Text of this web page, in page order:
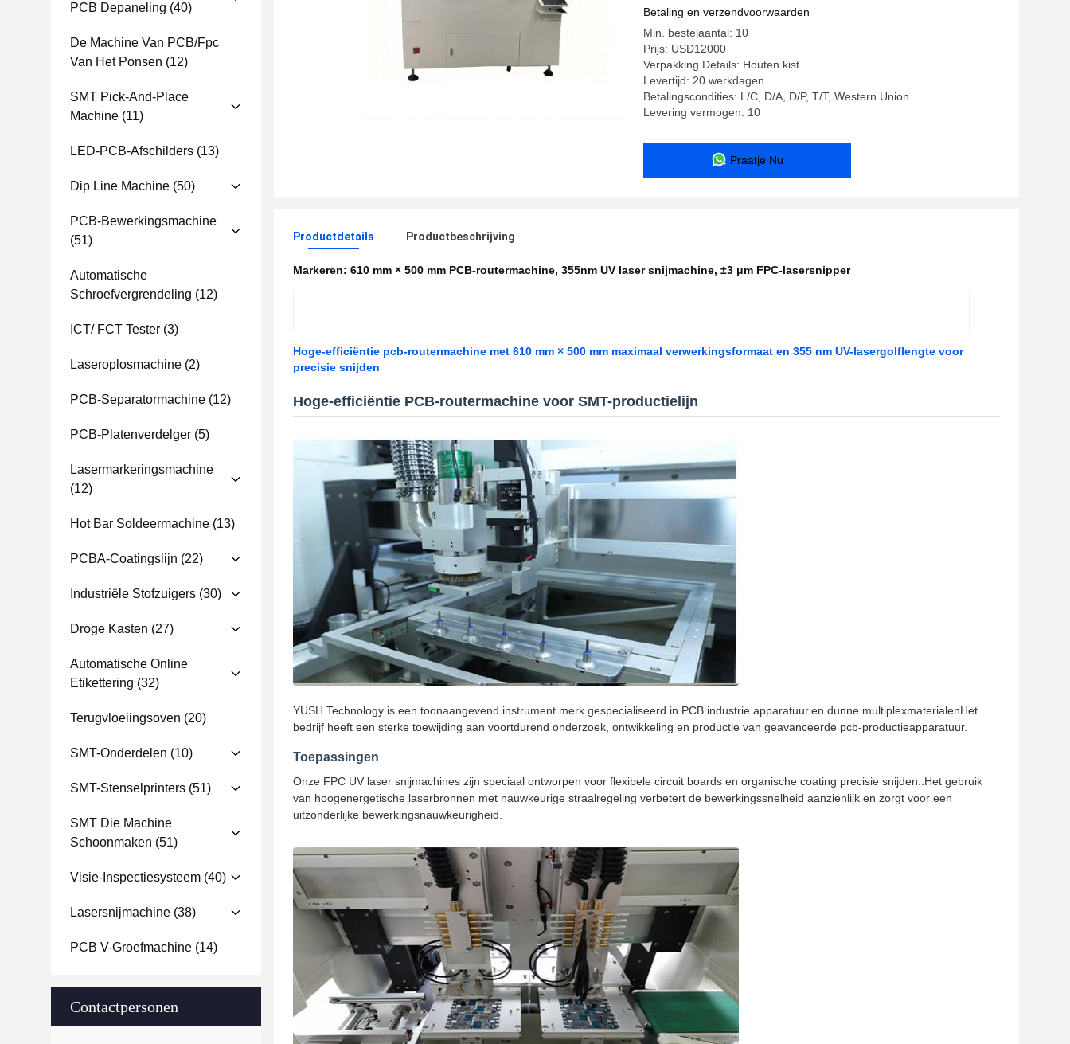
PCB Depaneling (40)
De Machine Van PCB/fpc
Van Het Ponsen (12)
SMT Pick-And-Place
Machine (11)
LED-PCB-Afschilders (13)
Dip Line Machine (50)
PCB-Bewerkingsmachine
(51)
Automatische
Schroefvergrendeling (12)
ICT/ FCT Tester (3)
Laseroplosmachine (2)
PCB-Separatormachine (12)
PCB-Platenverdelger (5)
Lasermarkeringsmachine
(12)
Hot Bar Soldeermachine (13)
PCBA-Coatingslijn (22)
Industriële Stofzuigers (30)
Droge Kasten (27)
Automatische Online
Etikettering (32)
Terugvloeiingsoven (20)
SMT-Onderdelen (10)
SMT-Stenselprinters (51)
SMT Die Machine
Schoonmaken (51)
Visie-Inspectiesysteem (40)
Lasersnijmachine (38)
PCB V-Groefmachine (14)
Contactpersonen
Betaling en verzendvoorwaarden
Min. bestelaantal: 10
Prijs: USD12000
Verpakking Details: Houten kist
Levertijd: 20 werkdagen
Betalingscondities: L/C, D/A, D/P, T/T, Western Union
Levering vermogen: 10
Praatje Nu
Productdetails Productbeschrijving
Markeren: 610 mm × 500 mm PCB-routermachine, 355nm UV laser snijmachine, ±3 μm FPC-lasersnipper
Hoge-efficiëntie pcb-routermachine met 610 mm × 500 mm maximaal verwerkingsformaat en 355 nm UV-lasergolflengte voor
precisie snijden
Hoge-efficiëntie PCB-routermachine voor SMT-productielijn
YUSH Technology is een toonaangevend instrument merk gespecialiseerd in PCB industrie apparatuur.en dunne multiplexmaterialenHet
bedrijf heeft een sterke toewijding aan voortdurend onderzoek, ontwikkeling en productie van geavanceerde pcb-productieapparatuur.
Toepassingen
Onze FPC UV laser snijmachines zijn speciaal ontworpen voor flexibele circuit boards en organische coating precisie snijden..Het gebruik
van hoogenergetische laserbronnen met nauwkeurige straalregeling verbetert de bewerkingssnelheid aanzienlijk en zorgt voor een
uitzonderlijke bewerkingsnauwkeurigheid.